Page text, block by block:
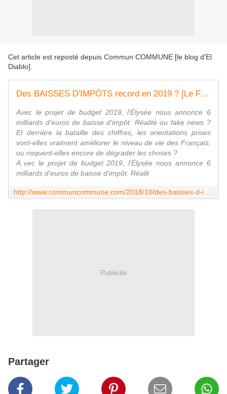
Cet article est reposté depuis Commun COMMUNE [le blog d'El
Diablo]
Des BAISSES D'IMPÔTS record en 2019 ? [Le Fil d'Actu]
Avec le projet de budget 2019, l'Élysée nous annonce 6
milliards d'euros de baisse d'impôt. Réalité ou fake news ?
Et derrière la bataille des chiffres, les orientations prises
vont-elles vraiment améliorer le niveau de vie des Français,
ou risquent-elles encore de dégrader les choses ?
A vec le projet de budget 2019, l'Élysée nous annonce 6
milliards d'euros de baisse d'impôt. Réalit
Publicité
Partager